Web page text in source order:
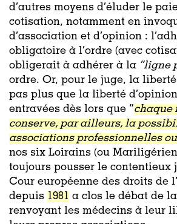
d’autres moyens d’éluder le
cotisation, notamment en
d’association et d’opinion :
obligatoire à l’ordre (avec
obligerait à adhérer à la “ligne
ordre. Or, pour le juge, la liberté
pas plus que la liberté
entravées dès lors que “chaque
conserve, par ailleurs, la
associations professionnelles ou
nos six Loirains (ou
toujours pousser le contentieux
Cour européenne des droits de
depuis 1981 a clos le débat de
renvoyant les médecins à leur